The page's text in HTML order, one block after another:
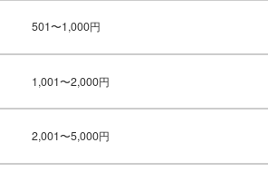
501〜1,000円
1,001〜2,000円
2,001〜5,000円